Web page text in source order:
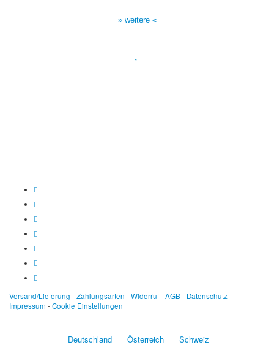
» weitere «
Versand/Lieferung -Zahlungsarten -Widerruf-AGB- Datenschutz-
Impressum -Cookie Einstellungen
Deutschland Österreich Schweiz